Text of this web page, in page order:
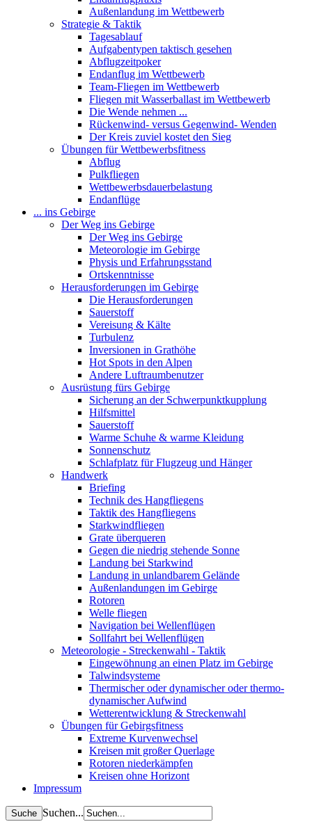
Außenlandung im Wettbewerb
Strategie & Taktik
Tagesablauf
Aufgabentypen taktisch gesehen
Abflugzeitpoker
Endanflug im Wettbewerb
Team-Fliegen im Wettbewerb
Fliegen mit Wasserballast im Wettbewerb
Die Wende nehmen ...
Rückenwind- versus Gegenwind- Wenden
Der Kreis zuviel kostet den Sieg
Übungen für Wettbewerbsfitness
Abflug
Pulkfliegen
Wettbewerbsdauerbelastung
Endanflüge
... ins Gebirge
Der Weg ins Gebirge
Der Weg ins Gebirge
Meteorologie im Gebirge
Physis und Erfahrungsstand
Ortskenntnisse
Herausforderungen im Gebirge
Die Herausforderungen
Sauerstoff
Vereisung & Kälte
Turbulenz
Inversionen in Grathöhe
Hot Spots in den Alpen
Andere Luftraumbenutzer
Ausrüstung fürs Gebirge
Sicherung an der Schwerpunktkupplung
Hilfsmittel
Sauerstoff
Warme Schuhe & warme Kleidung
Sonnenschutz
Schlafplatz für Flugzeug und Hänger
Handwerk
Briefing
Technik des Hangfliegens
Taktik des Hangfliegens
Starkwindfliegen
Grate überqueren
Gegen die niedrig stehende Sonne
Landung bei Starkwind
Landung in unlandbarem Gelände
Außenlandungen im Gebirge
Rotoren
Welle fliegen
Navigation bei Wellenflügen
Sollfahrt bei Wellenflügen
Meteorologie - Streckenwahl - Taktik
Eingewöhnung an einen Platz im Gebirge
Talwindsysteme
Thermischer oder dynamischer oder thermo-
dynamischer Aufwind
Wetterentwicklung & Streckenwahl
Übungen für Gebirgsfitness
Extreme Kurvenwechsel
Kreisen mit großer Querlage
Rotoren niederkämpfen
Kreisen ohne Horizont
Impressum
Suchen...